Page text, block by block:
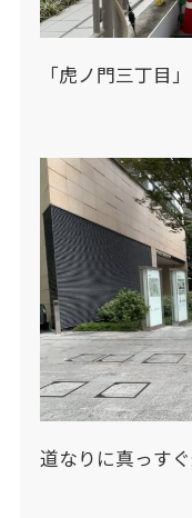
「虎ノ門三丁目
道なりに真っすぐ